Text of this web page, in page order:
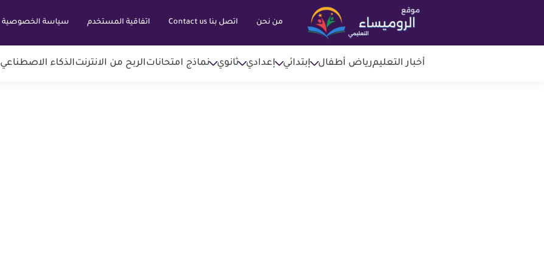
من نحن اتصل بنا Contact us اتفاقية المستخدم سياسة الخصوصية
أخبار التعليمرياض أطفال إبتدائي إعدادي ثانوي نماذج امتحاناتالربح من الانترنتالذكاء الاصطناعي AI